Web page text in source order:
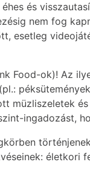
és
nem fog
esetleg
Food-ok)! Az
müzliszeletek
ingadozást,